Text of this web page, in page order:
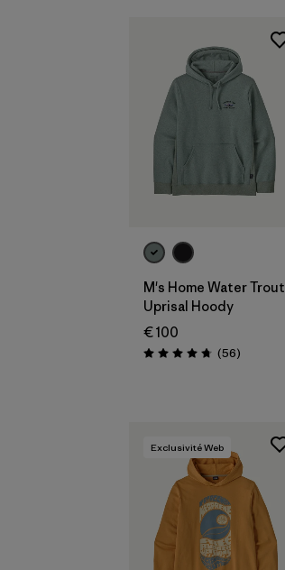
M's Home Water Trout
Uprisal Hoody
€ 100
Évaluation: 4.7 / 5
(56Avis
)
Exclusivité Web